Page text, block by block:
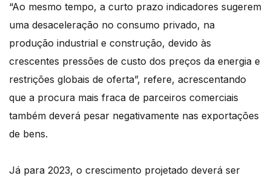
“Ao mesmo tempo, a curto prazo indicadores sugerem
uma desaceleração no consumo privado, na
produção industrial e construção, devido às
crescentes pressões de custo dos preços da energia e
restrições globais de oferta”, refere, acrescentando
que a procura mais fraca de parceiros comerciais
também deverá pesar negativamente nas exportações
de bens.
Já para 2023, o crescimento projetado deverá ser